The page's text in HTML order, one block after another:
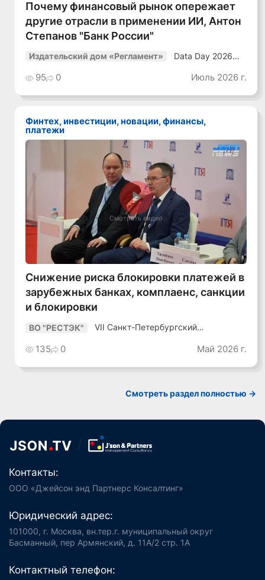
Почему финансовый рынок опережает
другие отрасли в применении ИИ, Антон
Степанов "Банк России"
Издательский дом «Регламент»
Data Day 2026
Как сохранять
уверенный курс
среде»
95 0 Июль 2026 г.
Финтех, инвестиции, новации, финансы,
платежи
Смотреть видео
Снижение риска блокировки платежей в
зарубежных банках, комплаенс, санкции
и блокировки
ВО "РЕСТЭК"
VII Санкт-Петербургский
135 0 Май 2026 г.
Смотреть раздел полностью ->
Контакты:
ООО «Джейсон энд Партнерс Консалтинг»
Юридический адрес:
101000, г. Москва, вн.тер.г. муниципальный округ
Басманный, пер Армянский, д. 11А/2 стр. 1А
Контактный телефон: